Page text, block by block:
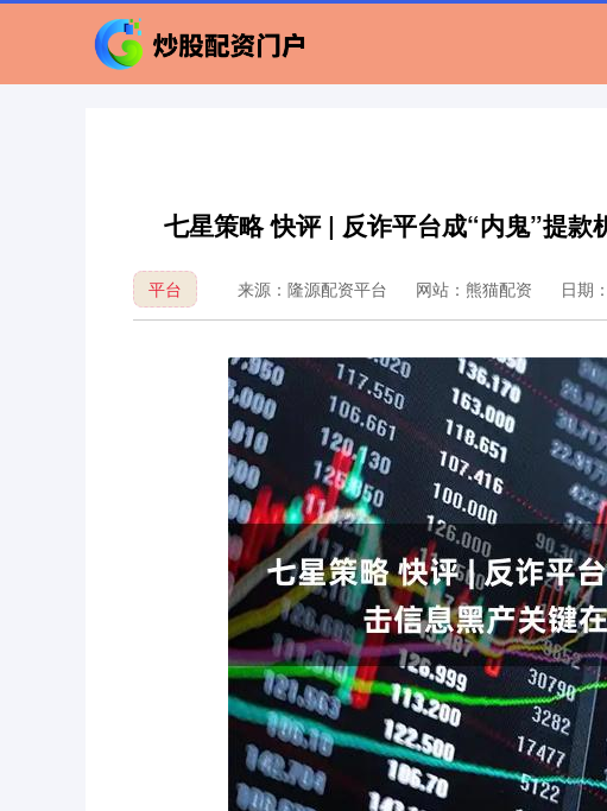
七星策略 快评 | 反诈平台成“内鬼”提
平台 来源：隆源配资平台 网站：熊猫配资 日期